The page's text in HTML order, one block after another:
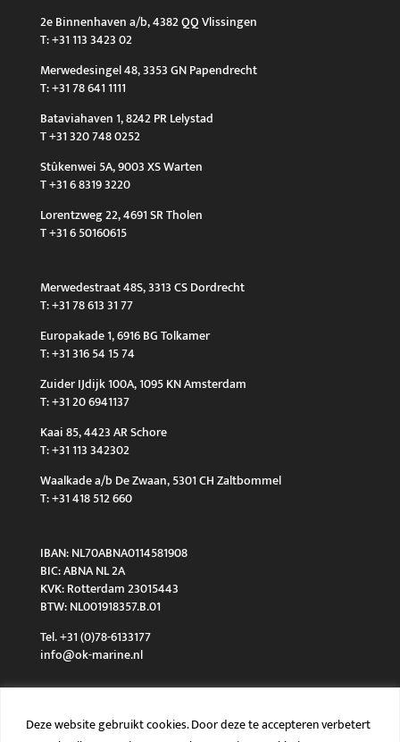
Deze website gebruikt cookies. Door deze te accepteren verbetert
2e Binnenhaven a/b, 4382 QQ Vlissingen
T: +31 113 3423 02
Merwedesingel 48, 3353 GN Papendrecht
T: +31 78 641 1111
Bataviahaven 1, 8242 PR Lelystad
T +31 320 748 0252
Stûkenwei 5A, 9003 XS Warten
T +31 6 8319 3220
Lorentzweg 22, 4691 SR Tholen
T +31 6 50160615
Merwedestraat 48S, 3313 CS Dordrecht
T: +31 78 613 31 77
Europakade 1, 6916 BG Tolkamer
T: +31 316 54 15 74
Zuider IJdijk 100A, 1095 KN Amsterdam
T: +31 20 6941137
Kaai 85, 4423 AR Schore
T: +31 113 342302
Waalkade a/b De Zwaan, 5301 CH Zaltbommel
T: +31 418 512 660
IBAN: NL70ABNA0114581908
BIC: ABNA NL 2A
KVK: Rotterdam 23015443
BTW: NL001918357.B.01
Tel. +31 (0)78-6133177
info@ok-marine.nl